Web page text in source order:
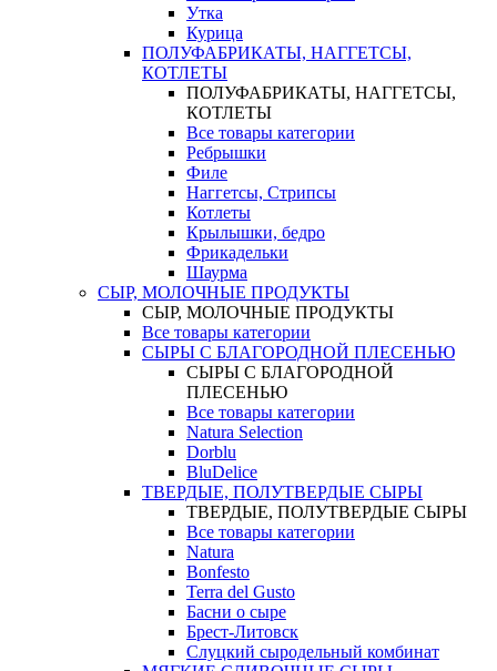
Утка
Курица
ПОЛУФАБРИКАТЫ, НАГГЕТСЫ,
КОТЛЕТЫ
ПОЛУФАБРИКАТЫ, НАГГЕТСЫ,
КОТЛЕТЫ
Все товары категории
Ребрышки
Филе
Наггетсы, Стрипсы
Котлеты
Крылышки, бедро
Фрикадельки
Шаурма
СЫР, МОЛОЧНЫЕ ПРОДУКТЫ
СЫР, МОЛОЧНЫЕ ПРОДУКТЫ
Все товары категории
СЫРЫ С БЛАГОРОДНОЙ ПЛЕСЕНЬЮ
СЫРЫ С БЛАГОРОДНОЙ
ПЛЕСЕНЬЮ
Все товары категории
Natura Selection
Dorblu
BluDelice
ТВЕРДЫЕ, ПОЛУТВЕРДЫЕ СЫРЫ
ТВЕРДЫЕ, ПОЛУТВЕРДЫЕ СЫРЫ
Все товары категории
Natura
Bonfesto
Terra del Gusto
Басни о сыре
Брест-Литовск
Слуцкий сыродельный комбинат